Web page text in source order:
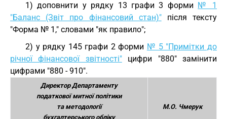
1) доповнити у рядку 13 графи 3 форми № 1
"Баланс (Звіт про фінансовий стан)"після тексту
"Форма № 1," словами "як правило";
2) у рядку 145 графи 2 форми № 5 "Примітки до
річної фінансової звітності"цифри "880" замінити
цифрами "880 - 910".
Директор Департаменту
податкової митної політики
та методології
бухгалтерського обліку
М.О. Чмерук